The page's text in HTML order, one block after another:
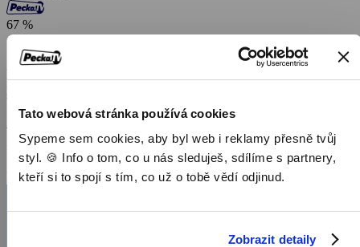
Tato webová stránka používá cookies
Sypeme sem cookies, aby byl web i reklamy přesně tvůj
styl. 🍪 Info o tom, co u nás sleduješ, sdílíme s partnery,
kteří si to spojí s tím, co už o tobě vědí odjinud.
Zobrazit detaily
67 %
Slavnostní vyhlášení prestižní novinářské ankety Sportovec roku
2025 oslaví letos svůj 67. ročník. Přímý přenos galavečera z
pražského hotelu Hilton přivítá nejlepší současné sportovce i
junioři, nejlepší kolektivy a deset nejlepších sportovců roku 2025,
včetně držitele titulu Legenda roku a ocenění za oddanost sportu.
Galavečerem provede Daniela Brzobohatá, o hudební doprovod se
postará Pavol Habera s kapelou Team.
Zobrazit více
Režie: J. Fronc
Pořad aktuálně není v nabídce